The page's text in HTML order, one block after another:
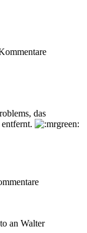
das
an Walter